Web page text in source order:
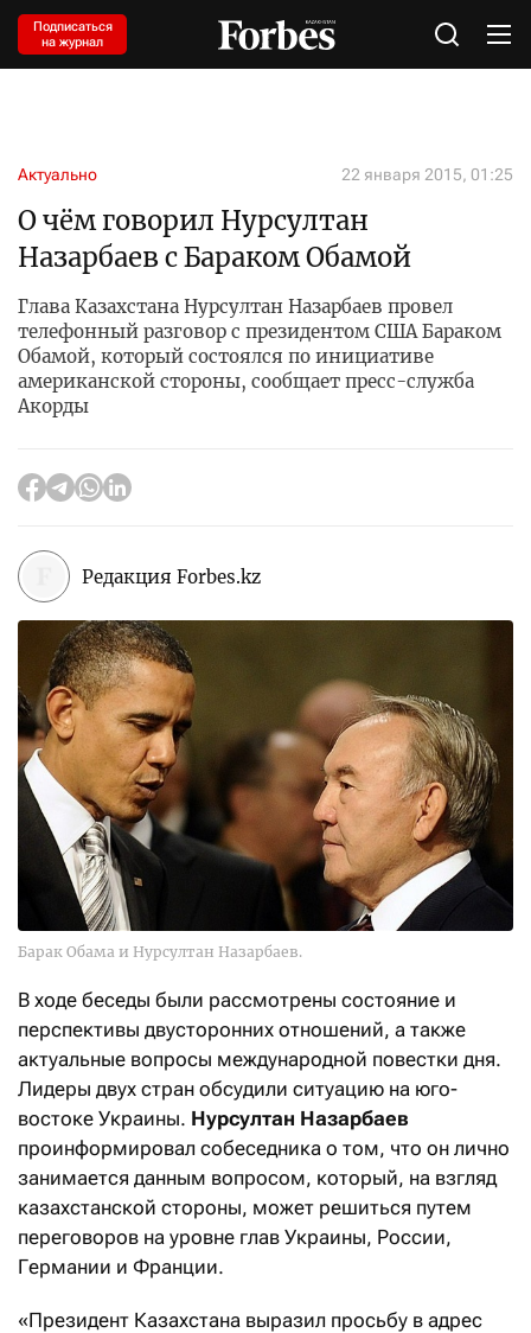
Подписаться
на журнал
Актуально 22 января 2015, 01:25
О чём говорил Нурсултан
Назарбаев с Бараком Обамой
Глава Казахстана Нурсултан Назарбаев провел
телефонный разговор с президентом США Бараком
Обамой, который состоялся по инициативе
американской стороны, сообщает пресс-служба
Акорды
Редакция Forbes.kz
Барак Обама и Нурсултан Назарбаев.
В ходе беседы были рассмотрены состояние и
перспективы двусторонних отношений, а также
актуальные вопросы международной повестки дня.
Лидеры двух стран обсудили ситуацию на юго-
востоке Украины. Нурсултан Назарбаев
проинформировал собеседника о том, что он лично
занимается данным вопросом, который, на взгляд
казахстанской стороны, может решиться путем
переговоров на уровне глав Украины, России,
Германии и Франции.
«Президент Казахстана выразил просьбу в адрес